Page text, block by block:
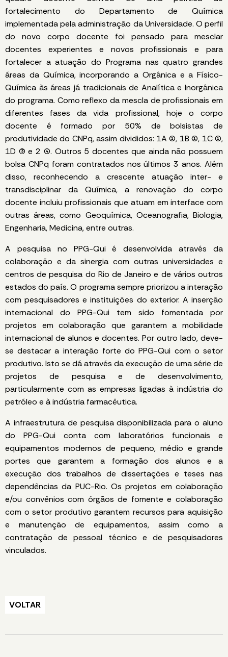
fortalecimento do Departamento de Química
implementada pela administração da Universidade. O perfil
do novo corpo docente foi pensado para mesclar
docentes experientes e novos profissionais e para
fortalecer a atuação do Programa nas quatro grandes
áreas da Química, incorporando a Orgânica e a Físico-
Química às áreas já tradicionais de Analítica e Inorgânica
do programa. Como reflexo da mescla de profissionais em
diferentes fases da vida profissional, hoje o corpo
docente é formado por 50% de bolsistas de
produtividade do CNPq, assim divididos: 1A (1), 1B (1), 1C (1),
1D (3) e 2 (4). Outros 5 docentes que ainda não possuem
bolsa CNPq foram contratados nos últimos 3 anos. Além
disso, reconhecendo a crescente atuação inter- e
transdisciplinar da Química, a renovação do corpo
docente incluiu profissionais que atuam em interface com
outras áreas, como Geoquímica, Oceanografia, Biologia,
Engenharia, Medicina, entre outras.
A pesquisa no PPG-Qui é desenvolvida através da
colaboração e da sinergia com outras universidades e
centros de pesquisa do Rio de Janeiro e de vários outros
estados do país. O programa sempre priorizou a interação
com pesquisadores e instituições do exterior. A inserção
internacional do PPG-Qui tem sido fomentada por
projetos em colaboração que garantem a mobilidade
internacional de alunos e docentes. Por outro lado, deve-
se destacar a interação forte do PPG-Qui com o setor
produtivo. Isto se dá através da execução de uma série de
projetos de pesquisa e de desenvolvimento,
particularmente com as empresas ligadas à indústria do
petróleo e à indústria farmacêutica.
A infraestrutura de pesquisa disponibilizada para o aluno
do PPG-Qui conta com laboratórios funcionais e
equipamentos modernos de pequeno, médio e grande
portes que garantem a formação dos alunos e a
execução dos trabalhos de dissertações e teses nas
dependências da PUC-Rio. Os projetos em colaboração
e/ou convênios com órgãos de fomente e colaboração
com o setor produtivo garantem recursos para aquisição
e manutenção de equipamentos, assim como a
contratação de pessoal técnico e de pesquisadores
vinculados.
VOLTAR